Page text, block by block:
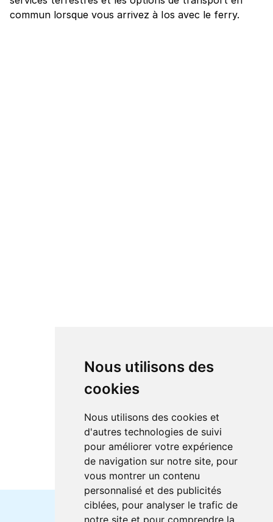
Nous utilisons des
cookies
Nous utilisons des cookies et
d'autres technologies de suivi
pour améliorer votre expérience
de navigation sur notre site, pour
vous montrer un contenu
personnalisé et des publicités
ciblées, pour analyser le trafic de
notre site et pour comprendre la
commun lorsque vous arrivez à Ios avec le ferry.